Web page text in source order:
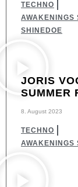
TECHNO
AWAKENINGS
SHINEDOE
JORIS
SUMMER
8. August 2023
TECHNO
AWAKENINGS